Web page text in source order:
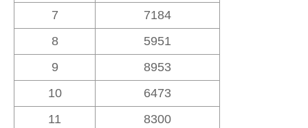
7
7184
8
5951
9
8953
10
6473
11
8300